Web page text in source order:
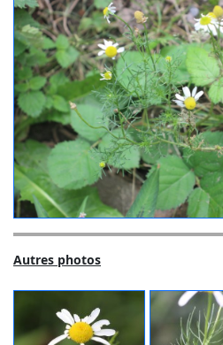
Autres photos